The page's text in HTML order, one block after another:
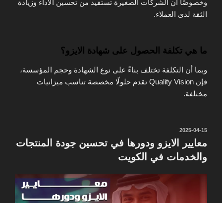
وخصوصًا أن الشركات الصغيرة تستفيد من تحسين الأداء وزيادة
الثقة لدى العملاء.
ما هي تكلفة الحصول على شهادة الايزو؟
وبما أن التكلفة تختلف بناءً على نوع الشهادة وحجم المؤسسة،
فإن Quality Vision تقدم حلولًا مخصصة تناسب ميزانيات
مختلفة.
نُشر
2025-04-15
معايير الايزو ودورها في تحسين جودة المنتجات
والخدمات في الكويت